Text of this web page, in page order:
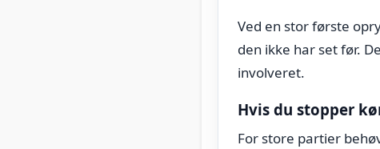
Ved en stor første
den ikke har set før.
involveret.
Hvis du stopper
For store partier